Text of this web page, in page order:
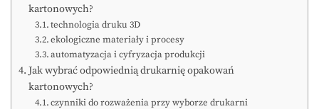
kartonowych?
technologia druku 3D
ekologiczne materiały i procesy
automatyzacja i cyfryzacja produkcji
Jak wybrać odpowiednią drukarnię opakowań
kartonowych?
czynniki do rozważenia przy wyborze drukarni